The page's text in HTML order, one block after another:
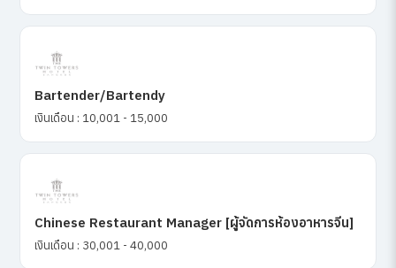
Bartender/Bartendy
เงินเดือน : 10,001 - 15,000
Chinese Restaurant Manager [ผู้จัดการห้องอาหารจีน]
เงินเดือน : 30,001 - 40,000